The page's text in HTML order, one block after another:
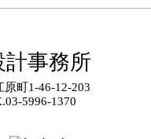
事務所
原町1-46-12-203
5996-1370